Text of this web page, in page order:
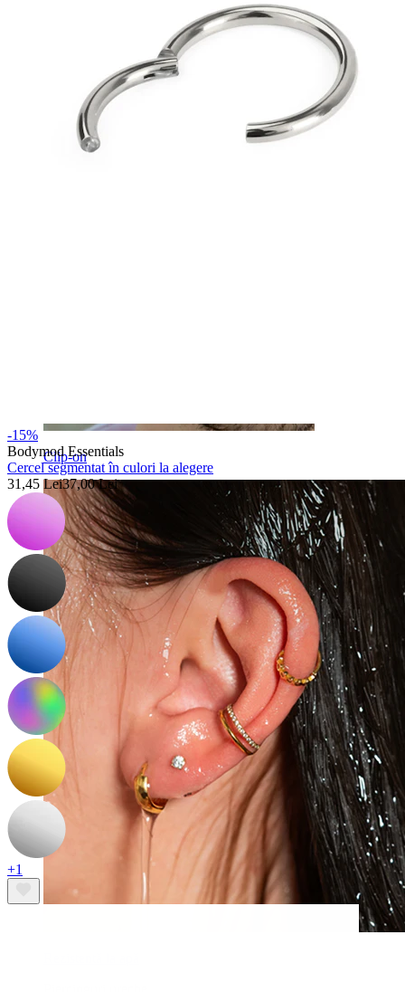
Dermal
Clip-on
-15%
Bodymod Essentials
Cercel segmentat în culori la alegere
31,45 Lei37,00 Lei
+1